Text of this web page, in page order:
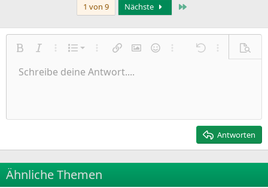
1 von 9 Nächste
Fett KursivWeitere Einstellungen…
Liste
Nummerierte Liste
Ungeordnete Liste
Weitere Einstellungen…
Link einfügen
Bild einfügen
SmileysWeitere Einstellungen…
Rückgängig
Weitere
Schriftgröße
9
22
26
TextfarbeSchriftfamilie
Arial
Times New Roman
Trebuchet MS
Durchgestrichen
Unterstrichen
Inline-Code
AusrichtungLinksbündig
Paragraph format
Normal
Heading 2
ZitatMedienTabelle einfügen
Insert horizontal line
SpoilerCode
Wiederholen
BBCode umschalten
Formatierung entfernen
EntwürfeEntwurf speichern
Schreibe deine Antwort....
Antworten
Ähnliche Themen